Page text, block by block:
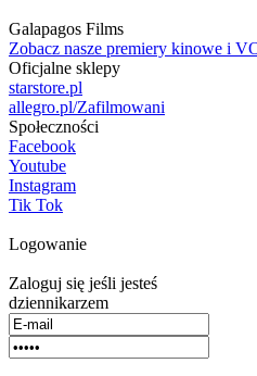
Galapagos Films
Zobacz nasze premiery kinowe i
Oficjalne sklepy
starstore.pl
allegro.pl/Zafilmowani
Społeczności
Facebook
Youtube
Instagram
Tik Tok
Logowanie
Zaloguj się jeśli jesteś
dziennikarzem